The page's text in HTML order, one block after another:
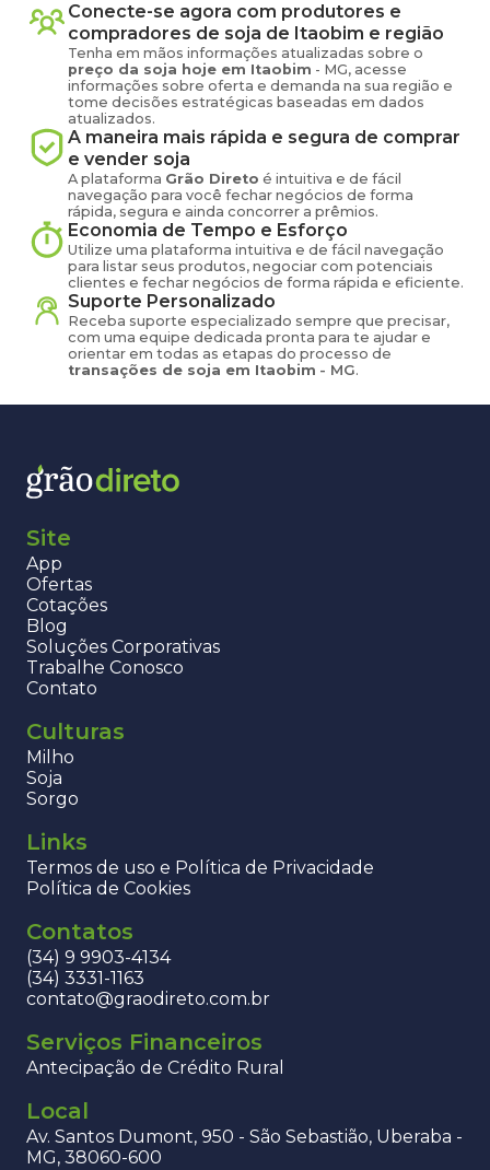
Conecte-se agora com produtores e
compradores de soja de Itaobim e região
Tenha em mãos informações atualizadas sobre o
preço da soja hoje em Itaobim - MG, acesse
informações sobre oferta e demanda na sua região e
tome decisões estratégicas baseadas em dados
atualizados.
A maneira mais rápida e segura de comprar
e vender soja
A plataforma Grão Direto é intuitiva e de fácil
navegação para você fechar negócios de forma
rápida, segura e ainda concorrer a prêmios.
Economia de Tempo e Esforço
Utilize uma plataforma intuitiva e de fácil navegação
para listar seus produtos, negociar com potenciais
clientes e fechar negócios de forma rápida e eficiente.
Suporte Personalizado
Receba suporte especializado sempre que precisar,
com uma equipe dedicada pronta para te ajudar e
orientar em todas as etapas do processo de
transações de soja em Itaobim - MG.
Site
App
Ofertas
Cotações
Blog
Soluções Corporativas
Trabalhe Conosco
Contato
Culturas
Milho
Soja
Sorgo
Links
Termos de uso e Política de Privacidade
Política de Cookies
Contatos
(34) 9 9903-4134
(34) 3331-1163
contato@graodireto.com.br
Serviços Financeiros
Antecipação de Crédito Rural
Local
Av. Santos Dumont, 950 - São Sebastião, Uberaba -
MG, 38060-600